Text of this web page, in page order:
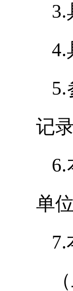
3.
4.
记
6.
单
7.